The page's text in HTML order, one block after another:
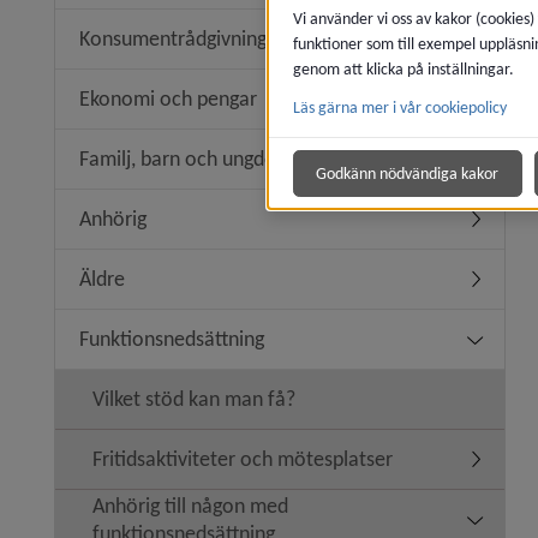
Konsumentrådgivning
Ekonomi och pengar
Familj, barn och ungdom
Anhörig
Äldre
Funktionsnedsättning
Vilket stöd kan man få?
Fritidsaktiviteter och mötesplatser
Anhörig till någon med
funktionsnedsättning
Vi använder vi oss av kakor
funktioner som till exempel
genom att klicka på inställningar.
Läs gärna mer i vår cookiepolicy
Godkänn nödvändiga kakor